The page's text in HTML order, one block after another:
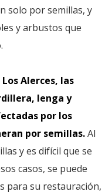
solo por semillas, y
y arbustos que
Alerces, las
lenga y
por los
por semillas.Al
y es difícil que se
casos, se puede
para su restauración,